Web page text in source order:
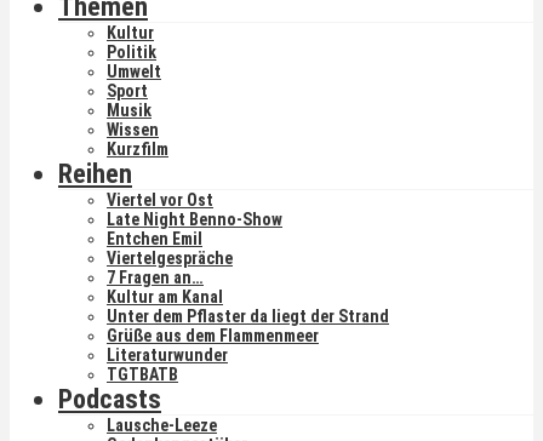
Themen
Kultur
Politik
Umwelt
Sport
Musik
Wissen
Kurzfilm
Reihen
Viertel vor Ost
Late Night Benno-Show
Entchen Emil
Viertelgespräche
7 Fragen an…
Kultur am Kanal
Unter dem Pflaster da liegt der Strand
Grüße aus dem Flammenmeer
Literaturwunder
TGTBATB
Podcasts
Lausche-Leeze